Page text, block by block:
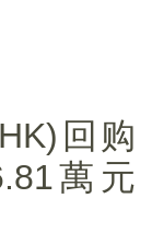
回购
萬元